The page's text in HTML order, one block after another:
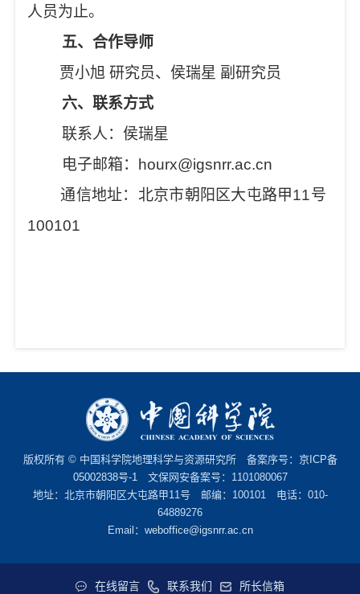
人员为止。
五、合作导师
贾小旭 研究员、侯瑞星 副研究员
六、联系方式
联系人 ：侯瑞星
电子邮箱：
hourx@igsnrr.ac.cn
通信地址：北京市朝阳区大屯路甲11号
100101
版权所有 © 中国科学院地理科学与资源研究所 备案序号： 京ICP备
05002838号-1文保网安备案号：1101080067
地址：北京市朝阳区大屯路甲11号 邮编：100101 电话：010-
64889276
Email： weboffice@igsnrr.ac.cn
在线留言 联系我们 所长信箱